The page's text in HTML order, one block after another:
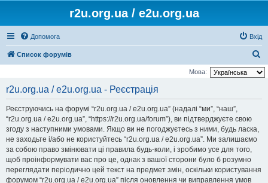
r2u.org.ua / e2u.org.ua
Допомога Вхід
Список форумів
о
Мова:
r2u.org.ua / e2u.org.ua - Реєстрація
Реєструючись на форумі “r2u.org.ua / e2u.org.ua” (надалі “ми”, “наш”,
“r2u.org.ua / e2u.org.ua”, “https://r2u.org.ua/forum”), ви підтверджуєте свою
згоду з наступними умовами. Якщо ви не погоджуєтесь з ними, будь ласка,
не заходьте і/або не користуйтесь “r2u.org.ua / e2u.org.ua”. Ми залишаємо
за собою право змінювати ці правила будь-коли, і зробимо усе для того,
щоб проінформувати вас про це, однак з вашої сторони було б розумно
переглядати періодично цей текст на предмет змін, оскільки користування
форумом “r2u.org.ua / e2u.org.ua” після оновлення чи виправлення умов